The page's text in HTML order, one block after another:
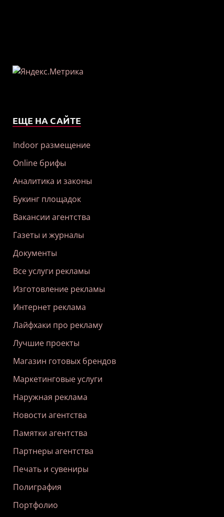
ЕЩЕ НА САЙТЕ
Indoor размещение
Online брифы
Аналитика и законы
Букинг площадок
Вакансии агентства
Газеты и журналы
Документы
Все услуги рекламы
Изготовление рекламы
Интернет реклама
Лайфхаки про рекламу
Лучшие проекты
Магазин готовых брендов
Маркетинговые услуги
Наружная реклама
Новости агентства
Памятки агентства
Партнеры агентства
Печать и сувениры
Полиграфия
Портфолио